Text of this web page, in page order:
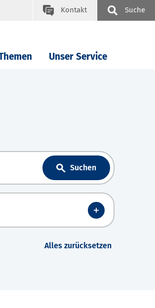
Kontakt Suche
Unser Service
Suchen
Alles zurücksetzen